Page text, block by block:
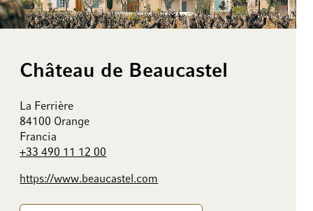
Château de Beaucastel
La Ferrière
84100 Orange
Francia
+33 490 11 12 00
https://www.beaucastel.com